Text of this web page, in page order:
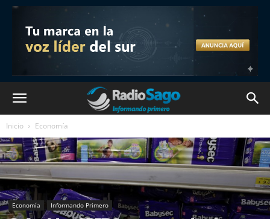
Inicio Economía
Economía Informando Primero